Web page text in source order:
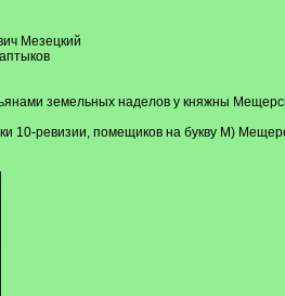
Мезецкий
земельных наделов у княжны
10-ревизии, помещиков на букву М)